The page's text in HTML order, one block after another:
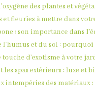
des plantes et
et fleuries à mettre dans
: son importance dans
l’humus et du sol :
d’exotisme à votre
les spas extérieurs : luxe et
intempéries des